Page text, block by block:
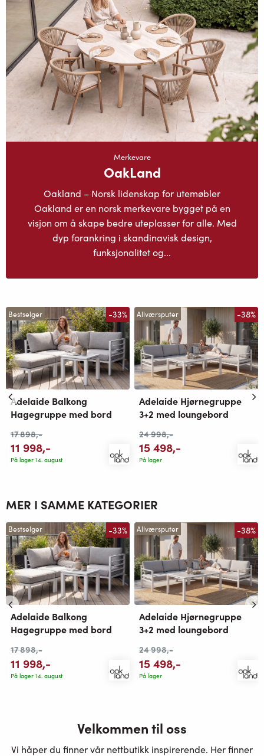
Merkevare
OakLand
Oakland – Norsk lidenskap for utemøbler
Oakland er en norsk merkevare bygget på en
visjon om å skape bedre uteplasser for alle. Med
dyp forankring i skandinavisk design,
funksjonalitet og...
Bestselger -33%
Adelaide Balkong
Hagegruppe med bord
17 898,-
11 998,-
På lager 14. august
Allværsputer -38%
Adelaide Hjørnegruppe
3+2 med loungebord
24 998,-
15 498,-
På lager
MER I SAMME KATEGORIER
Bestselger -33%
Adelaide Balkong
Hagegruppe med bord
17 898,-
11 998,-
På lager 14. august
Allværsputer -38%
Adelaide Hjørnegruppe
3+2 med loungebord
24 998,-
15 498,-
På lager
Velkommen til oss
Vi håper du finner vår nettbutikk inspirerende. Her finner